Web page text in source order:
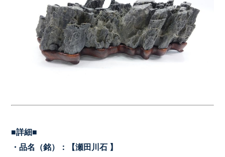
■詳細■
・品名（銘）：【瀬田川石 】